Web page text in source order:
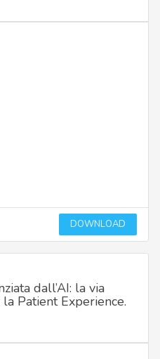
DOWNLOAD
dall’AI: la via
Patient Experience.